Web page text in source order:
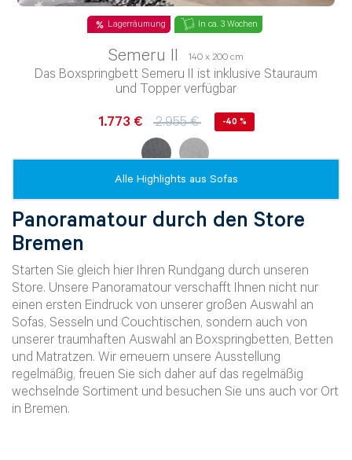
Lagerräumung In ca. 3 Wochen
Semeru II 140 x 200 cm
Das Boxspringbett Semeru II ist inklusive Stauraum
und Topper verfügbar
1.773 € 2.955 € -40 %
Alle Highlights aus Sofas
Panoramatour durch den Store
Bremen
Starten Sie gleich hier Ihren Rundgang durch unseren
Store. Unsere Panoramatour verschafft Ihnen nicht nur
einen ersten Eindruck von unserer großen Auswahl an
Sofas, Sesseln und Couchtischen, sondern auch von
unserer traumhaften Auswahl an Boxspringbetten, Betten
und Matratzen. Wir erneuern unsere Ausstellung
regelmäßig, freuen Sie sich daher auf das regelmäßig
wechselnde Sortiment und besuchen Sie uns auch vor Ort
in Bremen.